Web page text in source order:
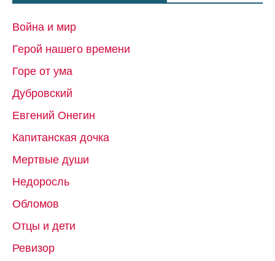
Война и мир
Герой нашего времени
Горе от ума
Дубровский
Евгений Онегин
Капитанская дочка
Мертвые души
Недоросль
Обломов
Отцы и дети
Ревизор